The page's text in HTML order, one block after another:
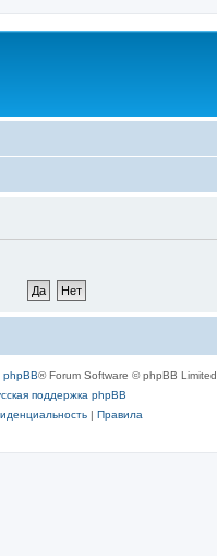
phpBB® Forum Software © phpBB Limited
поддержка phpBB
| Правила